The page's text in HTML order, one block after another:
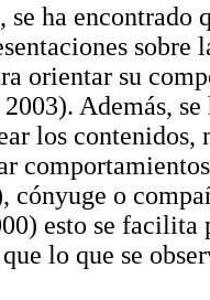
se ha encontrado
sobre
orientar su
Además,
los contenidos,
cónyuge o
esto se facilita
lo que se